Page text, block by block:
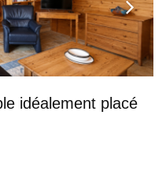
idéalement placé